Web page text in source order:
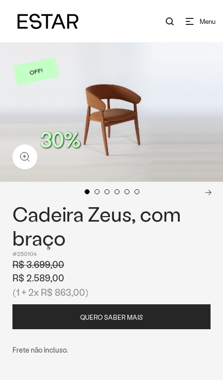
Menu
30%
OFF!
Cadeira Zeus, com
braço
#250104
R$ 3.699,00
R$ 2.589,00
(1 + 2x R$ 863,00)
QUERO SABER MAIS
Frete não incluso.